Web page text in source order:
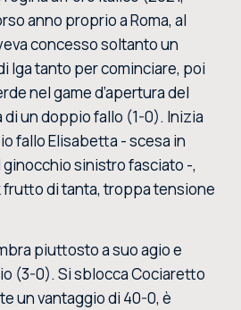
anno proprio a Roma, al
concesso soltanto un
Iga tanto per cominciare, poi
nel game d’apertura del
di un doppio fallo (1-0). Inizia
fallo Elisabetta - scesa in
sinistro fasciato -,
frutto di tanta, troppa tensione
piuttosto a suo agio e
(3-0). Si sblocca Cociaretto
un vantaggio di 40-0, è